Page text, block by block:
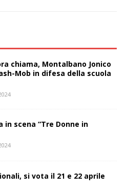
chiama, Montalbano Jonico
Mob in difesa della scuola
in scena “Tre Donne in
si vota il 21 e 22 aprile